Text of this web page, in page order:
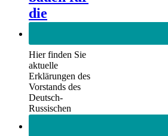
die
Hier finden Sie
aktuelle
Erklärungen des
Vorstands des
Deutsch-
Russischen
Forums e.V.